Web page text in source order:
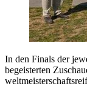
In den Finals der
begeisterten